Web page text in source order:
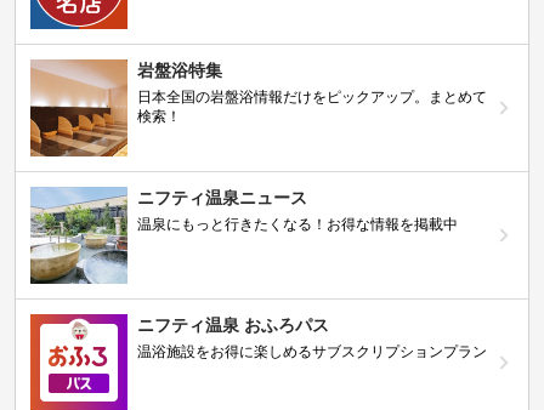
岩盤浴特集
日本全国の岩盤浴情報だけをピックアップ。まとめて
検索！
ニフティ温泉ニュース
温泉にもっと行きたくなる！お得な情報を掲載中
ニフティ温泉 おふろパス
温浴施設をお得に楽しめるサブスクリプションプラン